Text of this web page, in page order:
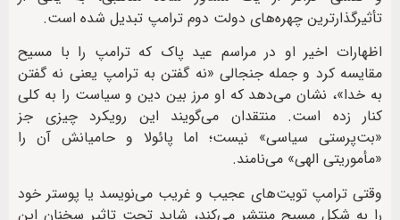
تأثیرگذارترین چهره‌های دولت دوم ترامپ تبدیل شده است.
اظهارات اخیر او در مراسم عید پاک که ترامپ را با مسیح
مقایسه کرد و جمله جنجالی «نه گفتن به ترامپ یعنی نه گفتن
به خدا»، نشان می‌دهد که او مرز بین دین و سیاست را به کلی
کنار زده است. منتقدان می‌گویند این رویکرد چیزی جز
«بت‌پرستی سیاسی» نیست؛ اما پائولا و حامیانش آن را
«مأموریتی الهی» می‌نامند.
وقتی ترامپ تویت‌های عجیب و غریب می‌نویسد یا پوستر خود
را به شکل مسیح منتشر می‌کند، شاید تحت تاثیر سخنان این